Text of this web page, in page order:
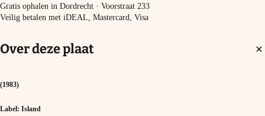
Gratis ophalen in Dordrecht · Voorstraat 233
Veilig betalen met iDEAL, Mastercard, Visa
Over deze plaat
(1983)
Label: Island